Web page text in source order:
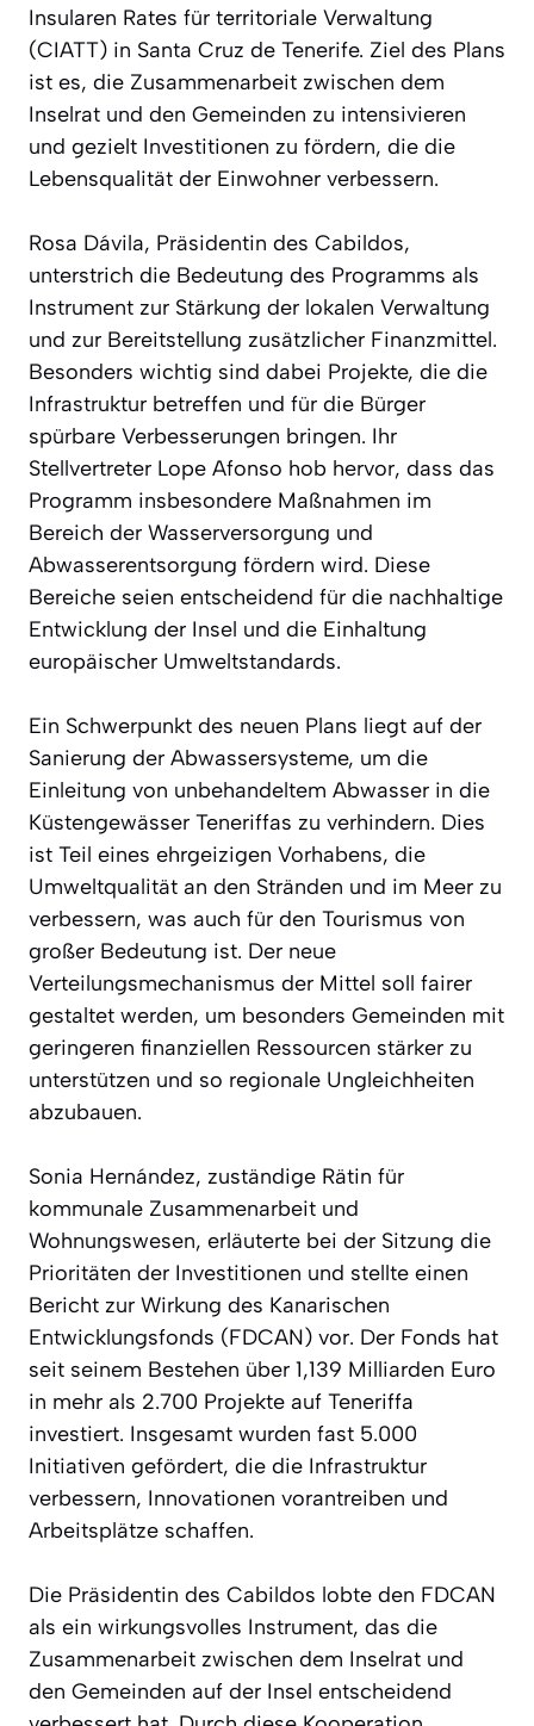
Insularen Rates für territoriale Verwaltung
(CIATT) in Santa Cruz de Tenerife. Ziel des Plans
ist es, die Zusammenarbeit zwischen dem
Inselrat und den Gemeinden zu intensivieren
und gezielt Investitionen zu fördern, die die
Lebensqualität der Einwohner verbessern.
Rosa Dávila, Präsidentin des Cabildos,
unterstrich die Bedeutung des Programms als
Instrument zur Stärkung der lokalen Verwaltung
und zur Bereitstellung zusätzlicher Finanzmittel.
Besonders wichtig sind dabei Projekte, die die
Infrastruktur betreffen und für die Bürger
spürbare Verbesserungen bringen. Ihr
Stellvertreter Lope Afonso hob hervor, dass das
Programm insbesondere Maßnahmen im
Bereich der Wasserversorgung und
Abwasserentsorgung fördern wird. Diese
Bereiche seien entscheidend für die nachhaltige
Entwicklung der Insel und die Einhaltung
europäischer Umweltstandards.
Ein Schwerpunkt des neuen Plans liegt auf der
Sanierung der Abwassersysteme, um die
Einleitung von unbehandeltem Abwasser in die
Küstengewässer Teneriffas zu verhindern. Dies
ist Teil eines ehrgeizigen Vorhabens, die
Umweltqualität an den Stränden und im Meer zu
verbessern, was auch für den Tourismus von
großer Bedeutung ist. Der neue
Verteilungsmechanismus der Mittel soll fairer
gestaltet werden, um besonders Gemeinden mit
geringeren finanziellen Ressourcen stärker zu
unterstützen und so regionale Ungleichheiten
abzubauen.
Sonia Hernández, zuständige Rätin für
kommunale Zusammenarbeit und
Wohnungswesen, erläuterte bei der Sitzung die
Prioritäten der Investitionen und stellte einen
Bericht zur Wirkung des Kanarischen
Entwicklungsfonds (FDCAN) vor. Der Fonds hat
seit seinem Bestehen über 1,139 Milliarden Euro
in mehr als 2.700 Projekte auf Teneriffa
investiert. Insgesamt wurden fast 5.000
Initiativen gefördert, die die Infrastruktur
verbessern, Innovationen vorantreiben und
Arbeitsplätze schaffen.
Die Präsidentin des Cabildos lobte den FDCAN
als ein wirkungsvolles Instrument, das die
Zusammenarbeit zwischen dem Inselrat und
den Gemeinden auf der Insel entscheidend